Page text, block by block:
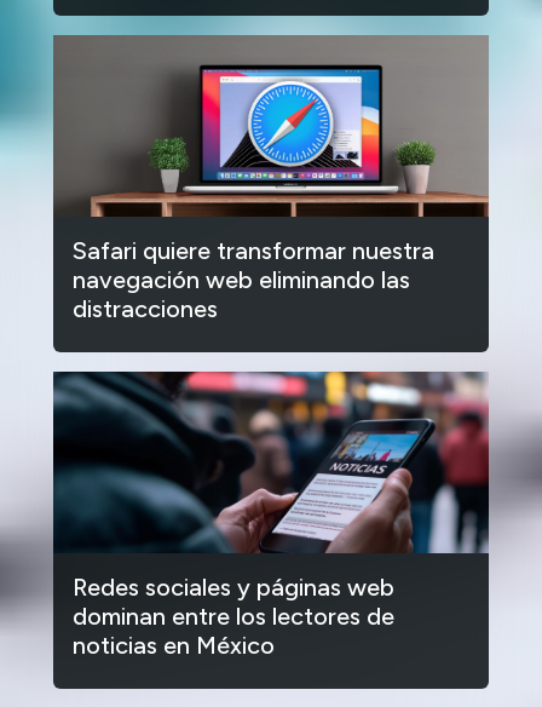
Safari quiere transformar nuestra
navegación web eliminando las
distracciones
Redes sociales y páginas web
dominan entre los lectores de
noticias en México